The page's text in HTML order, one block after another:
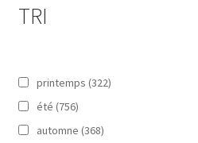
TRI
printemps (322)
été (756)
automne (368)